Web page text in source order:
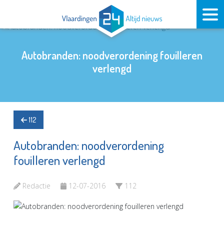
Autobranden: noodverordening fouilleren
verlengd
112
Autobranden: noodverordening
fouilleren verlengd
Redactie 12-07-2016 112